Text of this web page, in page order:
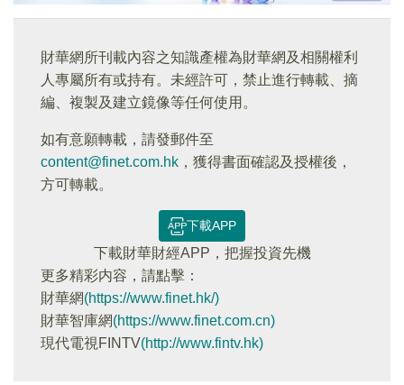
財華網所刊載內容之知識產權為財華網及相關權利
人專屬所有或持有。未經許可，禁止進行轉載、摘
編、複製及建立鏡像等任何使用。
如有意願轉載，請發郵件至
content@finet.com.hk ，獲得書面確認及授權後，
方可轉載。
下載APP
下載財華財經APP，把握投資先機
更多精彩内容，請點擊：
財華網(https://www.finet.hk/)
財華智庫網(https://www.finet.com.cn)
現代電視FINTV(http://www.fintv.hk)